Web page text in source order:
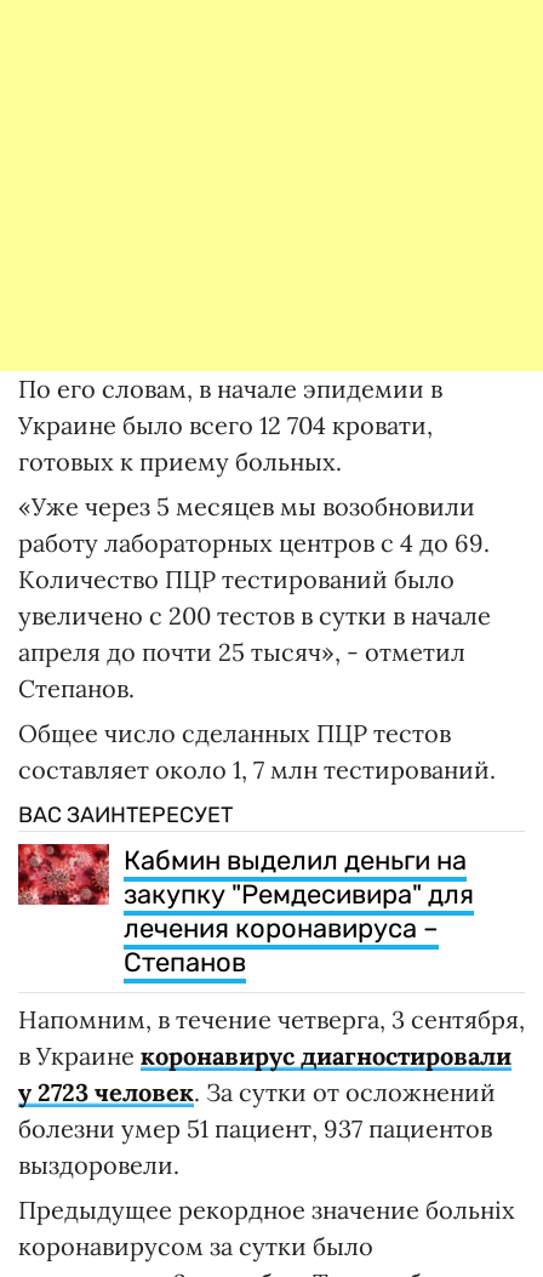
По его словам, в начале эпидемии в
Украине было всего 12 704 кровати,
готовых к приему больных.
«Уже через 5 месяцев мы возобновили
работу лабораторных центров с 4 до 69.
Количество ПЦР тестирований было
увеличено с 200 тестов в сутки в начале
апреля до почти 25 тысяч», - отметил
Степанов.
Общее число сделанных ПЦР тестов
составляет около 1, 7 млн тестирований.
ВАС ЗАИНТЕРЕСУЕТ
Кабмин выделил деньги на
закупку "Ремдесивира" для
лечения коронавируса –
Степанов
Напомним, в течение четверга, 3 сентября,
в Украине коронавирус диагностировали
у 2723 человек. За сутки от осложнений
болезни умер 51 пациент, 937 пациентов
выздоровели.
Предыдущее рекордное значение больніх
коронавирусом за сутки было